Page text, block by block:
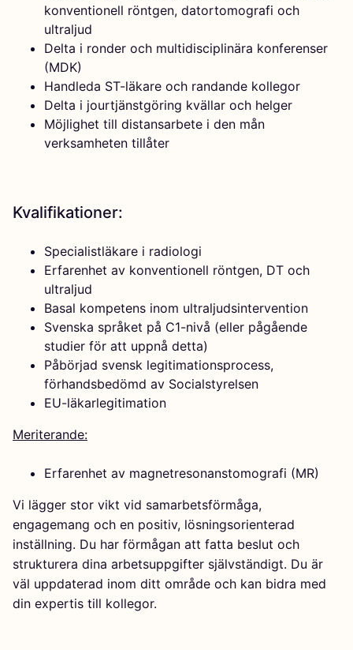
konventionell röntgen, datortomografi och
ultraljud
Delta i ronder och multidisciplinära konferenser
(MDK)
Handleda ST-läkare och randande kollegor
Delta i jourtjänstgöring kvällar och helger
Möjlighet till distansarbete i den mån
verksamheten tillåter
Kvalifikationer:
Specialistläkare i radiologi
Erfarenhet av konventionell röntgen, DT och
ultraljud
Basal kompetens inom ultraljudsintervention
Svenska språket på C1-nivå (eller pågående
studier för att uppnå detta)
Påbörjad svensk legitimationsprocess,
förhandsbedömd av Socialstyrelsen
EU-läkarlegitimation
Meriterande:
Erfarenhet av magnetresonanstomografi (MR)
Vi lägger stor vikt vid samarbetsförmåga,
engagemang och en positiv, lösningsorienterad
inställning. Du har förmågan att fatta beslut och
strukturera dina arbetsuppgifter självständigt. Du är
väl uppdaterad inom ditt område och kan bidra med
din expertis till kollegor.